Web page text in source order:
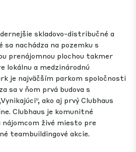
skladovo-distribučné a
nachádza na pozemku s
prenájomnou plochou takmer
lokálnu a medzinárodnú
je najväčším parkom spoločnosti
sa v ňom prvá budova s
ako aj prvý Clubhaus
Clubhaus je komunitné
živé miesto pre
teambuildingové akcie.